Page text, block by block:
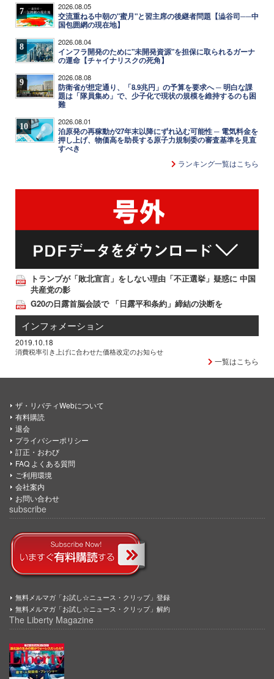
7 2026.08.05
交流重ねる中朝の"蜜月"と習主席の後継者問題【澁谷司──中
国包囲網の現在地】
8 2026.08.04
インフラ開発のために"未開発資源"を担保に取られるガーナ
の運命【チャイナリスクの死角】
9 2026.08.08
防衛省が想定通り、「8.9兆円」の予算を要求へ ─ 明白な課
題は「隊員集め」で、少子化で現状の規模を維持するのも困
難
10 2026.08.01
泊原発の再稼動が27年末以降にずれ込む可能性 ─ 電気料金を
押し上げ、物価高を助長する原子力規制委の審査基準を見直
すべき
ランキング一覧はこちら
トランプが「敗北宣言」をしない理由「不正選挙」疑惑に 中国
共産党の影
G20の日露首脳会談で 「日露平和条約」締結の決断を
インフォメーション
2019.10.18
消費税率引き上げに合わせた価格改定のお知らせ
一覧はこちら
ザ・リバティWebについて
有料購読
退会
プライバシーポリシー
訂正・おわび
FAQ よくある質問
ご利用環境
会社案内
お問い合わせ
subscribe
無料メルマガ「お試し☆ニュース・クリップ」登録
無料メルマガ「お試し☆ニュース・クリップ」解約
The Liberty Magazine